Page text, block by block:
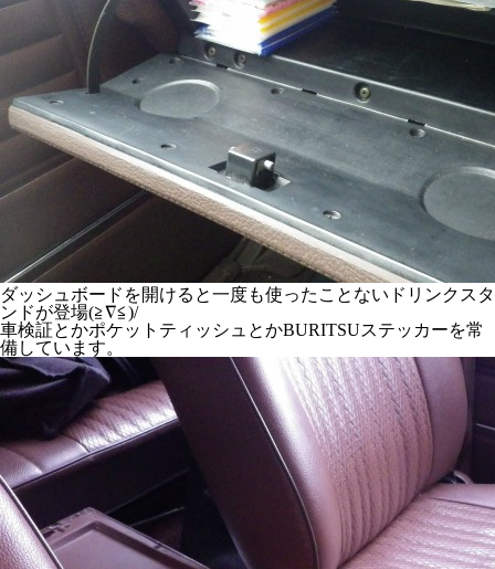
ダッシュボードを開けると一度も使ったことないドリンクスタ
ンドが登場(≧∇≦)/
車検証とかポケットティッシュとかBURITSUステッカーを常
備しています。